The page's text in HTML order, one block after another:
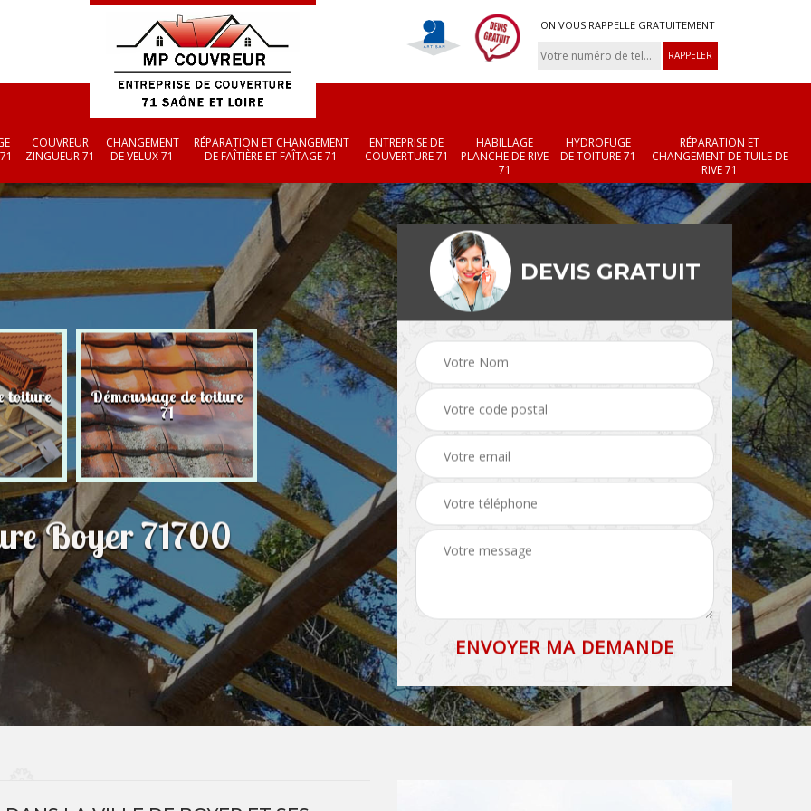
ON VOUS RAPPELLE GRATUITEMENT
COUVREUR
ZINGUEUR 71
CHANGEMENT
DE VELUX 71
RÉPARATION ET CHANGEMENT
DE FAÎTIÈRE ET FAÎTAGE 71
ENTREPRISE DE
COUVERTURE 71
HABILLAGE
PLANCHE DE RIVE
71
HYDROFUGE
DE TOITURE 71
RÉPARATION ET
CHANGEMENT DE TUILE DE
RIVE 71
toiture Démoussage de toiture
71 Couvreur zingueur 71 71
Réparation et
changement de
et faîtage 71
Boyer 71700
DEVIS GRATUIT